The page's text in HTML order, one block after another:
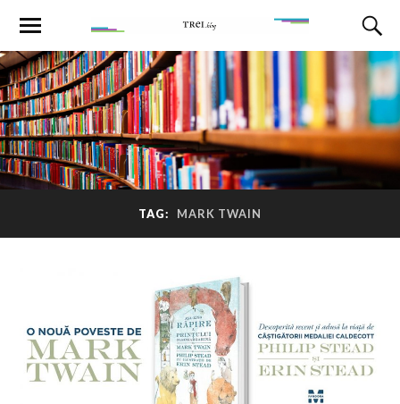
TAG: MARK TWAIN